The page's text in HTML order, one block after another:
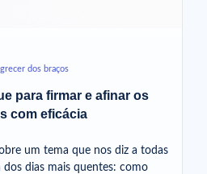
dos braços
para firmar e afinar os
com eficácia
um tema que nos diz a todas
dos dias mais quentes: como